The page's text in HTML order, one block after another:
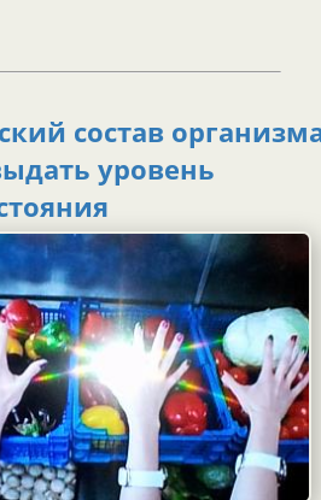
состав
уровень